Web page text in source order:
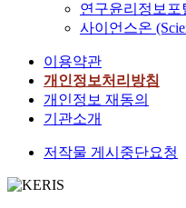
연구윤리정보포
사이언스온
이용약관
개인정보처리방침
개인정보 재동의
기관소개
저작물 게시중단요청